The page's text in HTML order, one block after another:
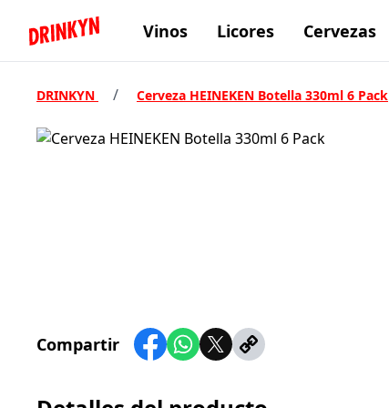
Inicio DrinkynVinos Licores Cervezas
DRINKYN / Cerveza HEINEKEN Botella 330ml 6 Pack
Compartir